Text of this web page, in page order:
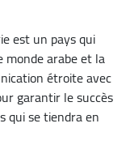
est un pays qui
arabe et la
étroite avec
garantir le succès
qui se tiendra en